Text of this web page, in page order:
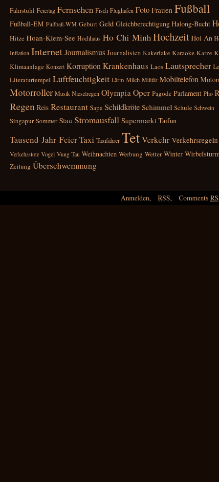
Fahrstuhl Feiertag Fernsehen Fisch Flughafen Foto Frauen Fußball
Fußball‑EM Fußball‑WM Geburt Geld Gleichberechtigung Halong‑Bucht
Hitze Hoan‑Kiem‑See Hochhaus Ho Chi MinhHochzeit Hoi An
Inflation InternetJournalismus Journalisten Kakerlake Karaoke Katze
Klimaanlage Konzert KorruptionKrankenhaus Laos Lautsprecher
Literaturtempel Luftfeuchtigkeit Lärm Milch Militär Mobiltelefon
Motorroller Musik Nieselregen OlympiaOper Pagode Parlament Pho
Regen Reis Restaurant Sapa Schildkröte Schimmel Schule Schwein
Singapur Sommer Stau Stromausfall Supermarkt Taifun
Tausend‑Jahr‑FeierTaxi Taxifahrer TetVerkehr Verkehrsregeln
Verkehrstote Vogel Vung Tau Weihnachten Werbung Wetter Winter
Zeitung Überschwemmung
Anmelden, RSS, Comments